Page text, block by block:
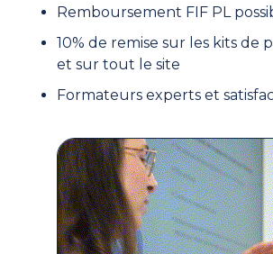
Remboursement FIF PL
10% de remise sur les kits de
et sur tout le site
Formateurs experts et